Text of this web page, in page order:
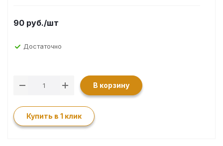
90 руб./шт
Достаточно
В корзину
Купить в 1 клик